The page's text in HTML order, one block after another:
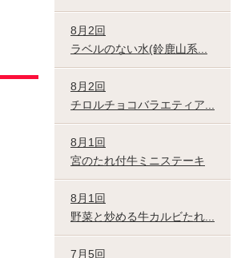
8月2回
ラベルのない水(鈴鹿山系...
8月2回
チロルチョコバラエティア...
8月1回
宮のたれ付牛ミニステーキ
8月1回
野菜と炒める牛カルビたれ...
7月5回